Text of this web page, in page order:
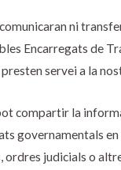
ni
Encarregats de
servei a la
compartir la
governamentals en
ordres judicials o